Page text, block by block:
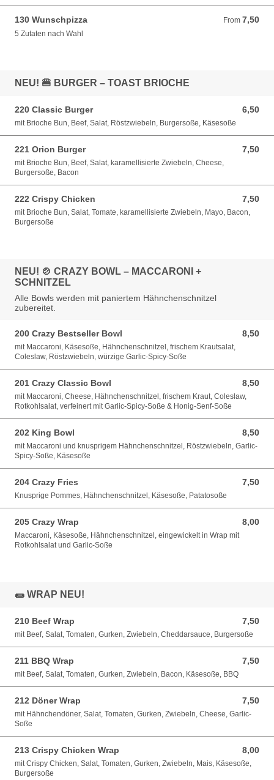
130 Wunschpizza From 7,50
From 7,50 EUR
5 Zutaten nach Wahl
NEU! 🍔 BURGER – TOAST BRIOCHE
220 Classic Burger 6,50
6,50 EUR
mit Brioche Bun, Beef, Salat, Röstzwiebeln, Burgersoße, Käsesoße
221 Orion Burger 7,50
7,50 EUR
mit Brioche Bun, Beef, Salat, karamellisierte Zwiebeln, Cheese,
Burgersoße, Bacon
222 Crispy Chicken 7,50
7,50 EUR
mit Brioche Bun, Salat, Tomate, karamellisierte Zwiebeln, Mayo, Bacon,
Burgersoße
NEU! 🍲 CRAZY BOWL – MACCARONI +
SCHNITZEL
Alle Bowls werden mit paniertem Hähnchenschnitzel
zubereitet.
200 Crazy Bestseller Bowl 8,50
8,50 EUR
mit Maccaroni, Käsesoße, Hähnchenschnitzel, frischem Krautsalat,
Coleslaw, Röstzwiebeln, würzige Garlic-Spicy-Soße
201 Crazy Classic Bowl 8,50
8,50 EUR
mit Maccaroni, Cheese, Hähnchenschnitzel, frischem Kraut, Coleslaw,
Rotkohlsalat, verfeinert mit Garlic-Spicy-Soße & Honig-Senf-Soße
202 King Bowl 8,50
8,50 EUR
mit Maccaroni und knusprigem Hähnchenschnitzel, Röstzwiebeln, Garlic-
Spicy-Soße, Käsesoße
204 Crazy Fries 7,50
7,50 EUR
Knusprige Pommes, Hähnchenschnitzel, Käsesoße, Patatosoße
205 Crazy Wrap 8,00
8,00 EUR
Maccaroni, Käsesoße, Hähnchenschnitzel, eingewickelt in Wrap mit
Rotkohlsalat und Garlic-Soße
🌯 WRAP NEU!
210 Beef Wrap 7,50
7,50 EUR
mit Beef, Salat, Tomaten, Gurken, Zwiebeln, Cheddarsauce, Burgersoße
211 BBQ Wrap 7,50
7,50 EUR
mit Beef, Salat, Tomaten, Gurken, Zwiebeln, Bacon, Käsesoße, BBQ
212 Döner Wrap 7,50
7,50 EUR
mit Hähnchendöner, Salat, Tomaten, Gurken, Zwiebeln, Cheese, Garlic-
Soße
213 Crispy Chicken Wrap 8,00
8,00 EUR
mit Crispy Chicken, Salat, Tomaten, Gurken, Zwiebeln, Mais, Käsesoße,
Burgersoße